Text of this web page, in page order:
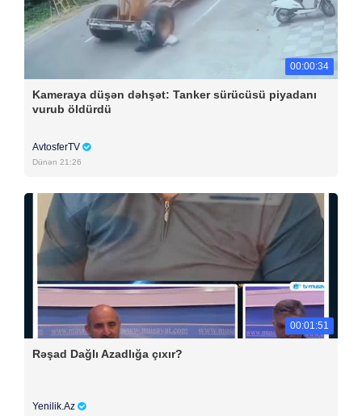
00:00:34
Kameraya düşən dəhşət: Tanker sürücüsü piyadanı
vurub öldürdü
AvtosferTV
Dünən 21:26
00:01:51
Rəşad Dağlı Azadlığa çıxır?
Yenilik.Az